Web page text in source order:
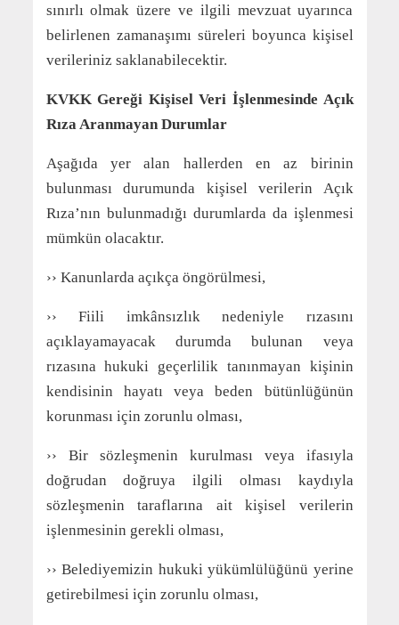
sınırlı olmak üzere ve ilgili mevzuat uyarınca
belirlenen zamanaşımı süreleri boyunca kişisel
verileriniz saklanabilecektir.
KVKK Gereği Kişisel Veri İşlenmesinde Açık
Rıza Aranmayan Durumlar
Aşağıda yer alan hallerden en az birinin
bulunması durumunda kişisel verilerin Açık
Rıza’nın bulunmadığı durumlarda da işlenmesi
mümkün olacaktır.
›› Kanunlarda açıkça öngörülmesi,
›› Fiili imkânsızlık nedeniyle rızasını
açıklayamayacak durumda bulunan veya
rızasına hukuki geçerlilik tanınmayan kişinin
kendisinin hayatı veya beden bütünlüğünün
korunması için zorunlu olması,
›› Bir sözleşmenin kurulması veya ifasıyla
doğrudan doğruya ilgili olması kaydıyla
sözleşmenin taraflarına ait kişisel verilerin
işlenmesinin gerekli olması,
›› Belediyemizin hukuki yükümlülüğünü yerine
getirebilmesi için zorunlu olması,